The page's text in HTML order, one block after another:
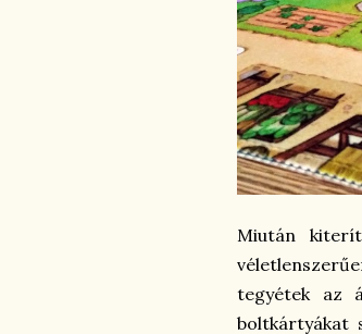
Miután
tegyétek az
boltkártyákat